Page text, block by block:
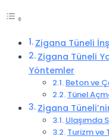
Zigana Tüneli
Zigana Tüneli
Yöntemler
Beton ve
Tünel
Zigana
Ulaşımda
Turizm ve